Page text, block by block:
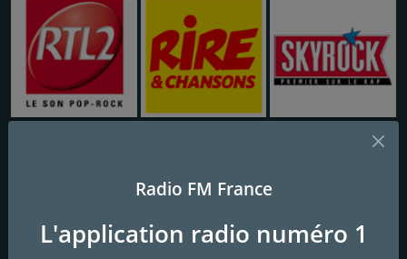
Radio FM France
L'application radio numéro 1